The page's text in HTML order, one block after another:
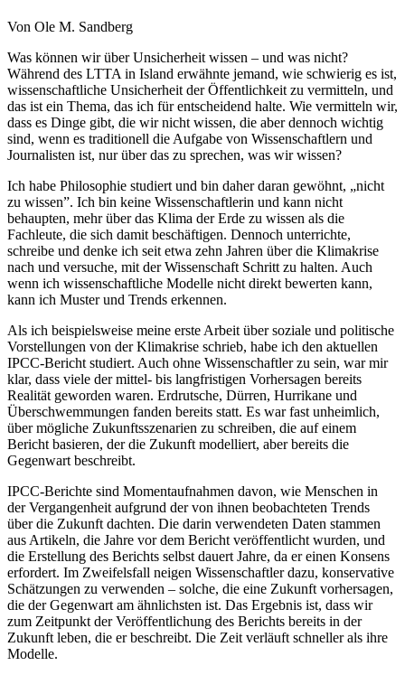
Von Ole M. Sandberg
Was können wir über Unsicherheit wissen – und was nicht?
Während des LTTA in Island erwähnte jemand, wie schwierig es ist,
wissenschaftliche Unsicherheit der Öffentlichkeit zu vermitteln, und
das ist ein Thema, das ich für entscheidend halte. Wie vermitteln wir,
dass es Dinge gibt, die wir nicht wissen, die aber dennoch wichtig
sind, wenn es traditionell die Aufgabe von Wissenschaftlern und
Journalisten ist, nur über das zu sprechen, was wir wissen?
Ich habe Philosophie studiert und bin daher daran gewöhnt, „nicht
zu wissen”. Ich bin keine Wissenschaftlerin und kann nicht
behaupten, mehr über das Klima der Erde zu wissen als die
Fachleute, die sich damit beschäftigen. Dennoch unterrichte,
schreibe und denke ich seit etwa zehn Jahren über die Klimakrise
nach und versuche, mit der Wissenschaft Schritt zu halten. Auch
wenn ich wissenschaftliche Modelle nicht direkt bewerten kann,
kann ich Muster und Trends erkennen.
Als ich beispielsweise meine erste Arbeit über soziale und politische
Vorstellungen von der Klimakrise schrieb, habe ich den aktuellen
IPCC-Bericht studiert. Auch ohne Wissenschaftler zu sein, war mir
klar, dass viele der mittel- bis langfristigen Vorhersagen bereits
Realität geworden waren. Erdrutsche, Dürren, Hurrikane und
Überschwemmungen fanden bereits statt. Es war fast unheimlich,
über mögliche Zukunftsszenarien zu schreiben, die auf einem
Bericht basieren, der die Zukunft modelliert, aber bereits die
Gegenwart beschreibt.
IPCC-Berichte sind Momentaufnahmen davon, wie Menschen in
der Vergangenheit aufgrund der von ihnen beobachteten Trends
über die Zukunft dachten. Die darin verwendeten Daten stammen
aus Artikeln, die Jahre vor dem Bericht veröffentlicht wurden, und
die Erstellung des Berichts selbst dauert Jahre, da er einen Konsens
erfordert. Im Zweifelsfall neigen Wissenschaftler dazu, konservative
Schätzungen zu verwenden – solche, die eine Zukunft vorhersagen,
die der Gegenwart am ähnlichsten ist. Das Ergebnis ist, dass wir
zum Zeitpunkt der Veröffentlichung des Berichts bereits in der
Zukunft leben, die er beschreibt. Die Zeit verläuft schneller als ihre
Modelle.